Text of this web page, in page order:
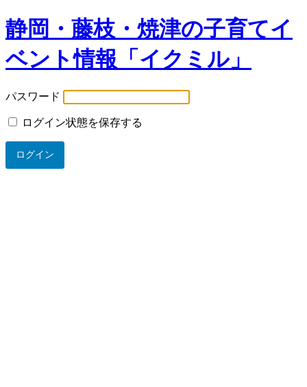
静岡・藤枝・焼津の子育てイ
ベント情報「イクミル」
パスワード
ログイン状態を保存する